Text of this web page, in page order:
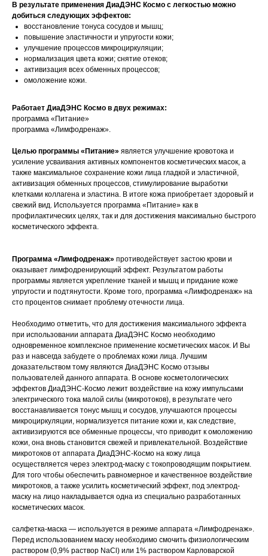
В результате применения ДиаДЭНС Космо с легкостью можно
добиться следующих эффектов:
восстановление тонуса сосудов и мышц;
повышение эластичности и упругости кожи;
улучшение процессов микроциркуляции;
нормализация цвета кожи; снятие отеков;
активизация всех обменных процессов;
омоложение кожи.
Работает ДиаДЭНС Космо в двух режимах:
программа «Питание»
программа «Лимфодренаж».
Целью программы «Питание» является улучшение кровотока и
усиление усваивания активных компонентов косметических масок, а
также максимальное сохранение кожи лица гладкой и эластичной,
активизация обменных процессов, стимулирование выработки
клетками коллагена и эластина. В итоге кожа приобретает здоровый и
свежий вид. Используется программа «Питание» как в
профилактических целях, так и для достижения максимально быстрого
косметического эффекта.
Программа «Лимфодренаж» противодействует застою крови и
оказывает лимфодренирующий эффект. Результатом работы
программы является укрепление тканей и мышц и придание коже
упругости и подтянутости. Кроме того, программа «Лимфодренаж» на
сто процентов снимает проблему отечности лица.
Необходимо отметить, что для достижения максимального эффекта
при использовании аппарата ДиаДЭНС Космо необходимо
одновременное комплексное применение косметических масок. И Вы
раз и навсегда забудете о проблемах кожи лица. Лучшим
доказательством тому являются ДиаДЭНС Космо отзывы
пользователей данного аппарата. В основе косметологических
эффектов ДиаДЭНС-Космо лежит воздействие на кожу импульсами
электрического тока малой силы (микротоков), в результате чего
восстанавливается тонус мышц и сосудов, улучшаются процессы
микроциркуляции, нормализуется питание кожи и, как следствие,
активизируются все обменные процессы, что приводит к омоложению
кожи, она вновь становится свежей и привлекательной. Воздействие
микротоков от аппарата ДиаДЭНС-Космо на кожу лица
осуществляется через электрод-маску с токопроводящим покрытием.
Для того чтобы обеспечить равномерное и качественное воздействие
микротоков, а также усилить косметический эффект, под электрод-
маску на лицо накладывается одна из специально разработанных
косметических масок.
салфетка-маска — используется в режиме аппарата «Лимфодренаж».
Перед использованием маску необходимо смочить физиологическим
раствором (0,9% раствор NaCl) или 1% раствором Карловарской